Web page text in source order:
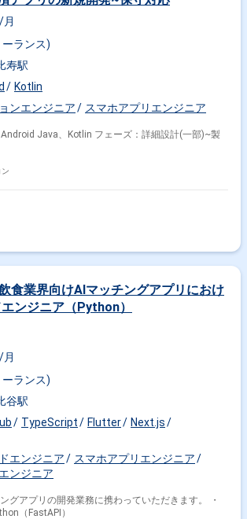
月
ランス)
寿駅
Kotlin
ンエンジニア
スマホアプリエンジニア
Java、Kotlin フェーズ：詳細設計(一部)~製
食業界向けAIマッチングアプリにおけ
ンジニア（Python）
月
ランス)
谷駅
TypeScript Flutter
Next.js
エンジニア
スマホアプリエンジニア
ンジニア
グアプリの開発業務に携わっていただきます。 ・
（FastAPI）